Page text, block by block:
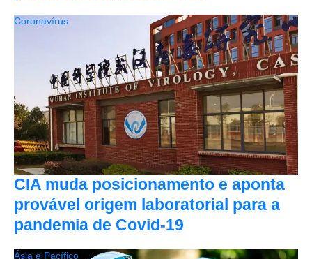
CIA muda posicionamento e aponta
provável origem laboratorial para a
pandemia de Covid-19
Coronavírus
Ásia e Pacífico